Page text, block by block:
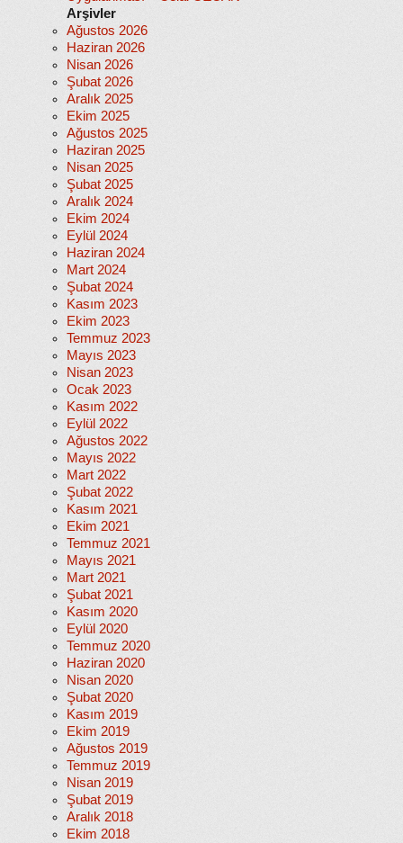
Arşivler
Ağustos 2026
Haziran 2026
Nisan 2026
Şubat 2026
Aralık 2025
Ekim 2025
Ağustos 2025
Haziran 2025
Nisan 2025
Şubat 2025
Aralık 2024
Ekim 2024
Eylül 2024
Haziran 2024
Mart 2024
Şubat 2024
Kasım 2023
Ekim 2023
Temmuz 2023
Mayıs 2023
Nisan 2023
Ocak 2023
Kasım 2022
Eylül 2022
Ağustos 2022
Mayıs 2022
Mart 2022
Şubat 2022
Kasım 2021
Ekim 2021
Temmuz 2021
Mayıs 2021
Mart 2021
Şubat 2021
Kasım 2020
Eylül 2020
Temmuz 2020
Haziran 2020
Nisan 2020
Şubat 2020
Kasım 2019
Ekim 2019
Ağustos 2019
Temmuz 2019
Nisan 2019
Şubat 2019
Aralık 2018
Ekim 2018